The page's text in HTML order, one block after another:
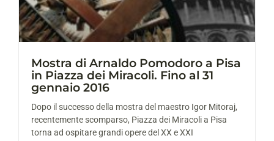
Mostra di Arnaldo Pomodoro a Pisa
in Piazza dei Miracoli. Fino al 31
gennaio 2016
Dopo il successo della mostra del maestro Igor Mitoraj,
recentemente scomparso, Piazza dei Miracoli a Pisa
torna ad ospitare grandi opere del XX e XXI